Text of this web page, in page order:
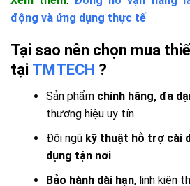
động và ứng dụng thực tế
Tại sao nên chọn mua
tại TMTECH ?
Sản phẩm chính hãng, đa
thương hiệu uy tín
Đội ngũ kỹ thuật hỗ trợ cài
dụng tận nơi
Bảo hành dài hạn, linh kiện